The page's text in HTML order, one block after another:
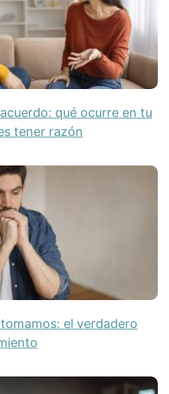
qué ocurre en tu
tener razón
el verdadero